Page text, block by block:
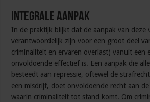
Integrale aanpak
In de praktijk blijkt dat de aanpak van deze
verantwoordelijk zijn voor een groot deel
criminaliteit en ervaren overlast) vanuit een
onvoldoende effectief is. Een aanpak die
besteedt aan repressie, oftewel de
een misdrijf, doet onvoldoende recht aan
waarin criminaliteit tot stand komt. Om